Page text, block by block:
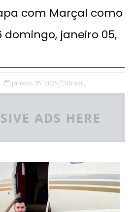
com Marçal como
domingo, janeiro 05,
janeiro 05, 2025 Brasil,
ADS HERE